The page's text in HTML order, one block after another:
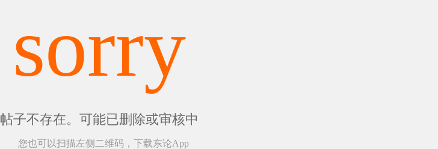
sorry
帖子不存在。可能已删除或审核中
您也可以扫描左侧二维码，下载东论App